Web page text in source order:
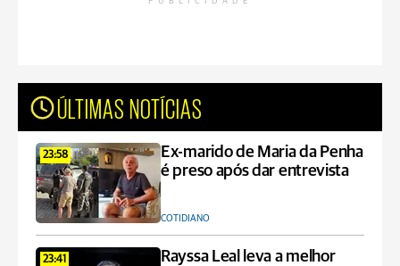
ÚLTIMAS NOTÍCIAS
23:58
Ex-marido de Maria da Penha
é preso após dar entrevista
COTIDIANO
23:41
Rayssa Leal leva a melhor